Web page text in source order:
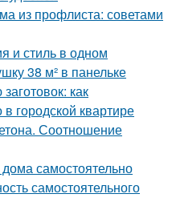
из профлиста: советами
и стиль в одном
38 м² в панельке
как
городской квартире
Соотношение
самостоятельно
самостоятельного